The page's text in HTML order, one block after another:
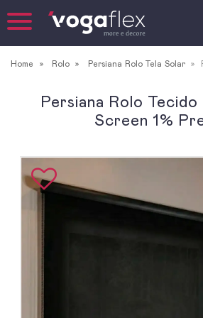
Home Rolo Persiana Rolo Tela Solar
Persiana Rolo Tecido
Screen 1%